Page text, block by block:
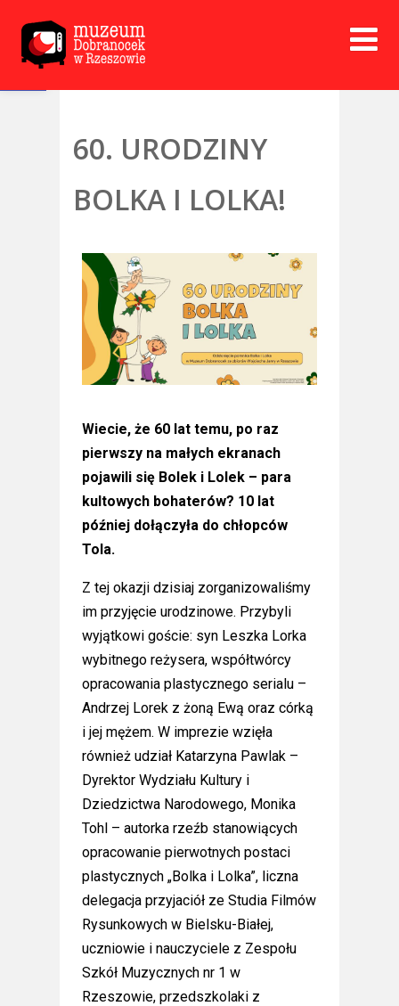
Open toolbar
60. URODZINY
BOLKA I LOLKA!
Wiecie, że 60 lat temu, po raz
pierwszy na małych ekranach
pojawili się Bolek i Lolek – para
kultowych bohaterów? 10 lat
później dołączyła do chłopców
Tola.
Z tej okazji dzisiaj zorganizowaliśmy
im przyjęcie urodzinowe. Przybyli
wyjątkowi goście: syn Leszka Lorka
wybitnego reżysera, współtwórcy
opracowania plastycznego serialu –
Andrzej Lorek z żoną Ewą oraz córką
i jej mężem. W imprezie wzięła
również udział Katarzyna Pawlak –
Dyrektor Wydziału Kultury i
Dziedzictwa Narodowego, Monika
Tohl – autorka rzeźb stanowiących
opracowanie pierwotnych postaci
plastycznych „Bolka i Lolka”, liczna
delegacja przyjaciół ze Studia Filmów
Rysunkowych w Bielsku-Białej,
uczniowie i nauczyciele z Zespołu
Szkół Muzycznych nr 1 w
Rzeszowie, przedszkolaki z